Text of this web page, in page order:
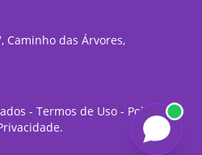
Caminho das Árvores,
- Termos de Uso- Política
.